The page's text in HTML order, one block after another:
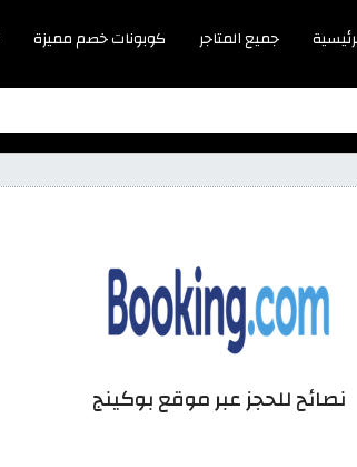
جميع المتاجر كوبونات خصم مميزة
نصائح للحجز عبر موقع بوكينج